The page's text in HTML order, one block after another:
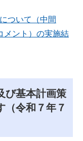
ついて（中間
メント）の実施結
び基本計画策
（令和７年７